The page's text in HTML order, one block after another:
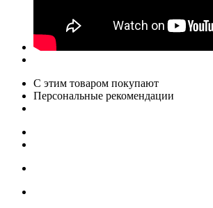
С этим товаром покупают
Персональные рекомендации